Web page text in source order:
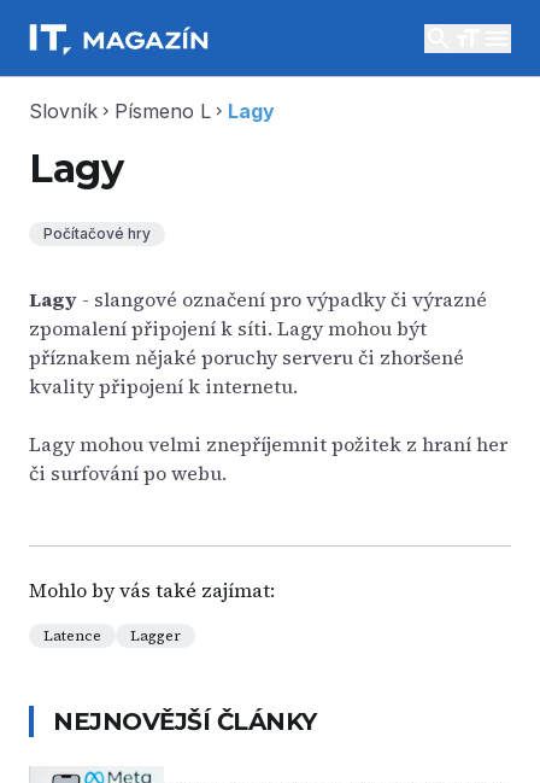
Slovník chevron_right Písmeno L chevron_right Lagy
Lagy
Počítačové hry
Lagy - slangové označení pro výpadky či výrazné
zpomalení připojení k síti. Lagy mohou být
příznakem nějaké poruchy serveru či zhoršené
kvality připojení k internetu.
Lagy mohou velmi znepříjemnit požitek z hraní her
či surfování po webu.
Mohlo by vás také zajímat:
Latence Lagger
NEJNOVĚJŠÍ ČLÁNKY